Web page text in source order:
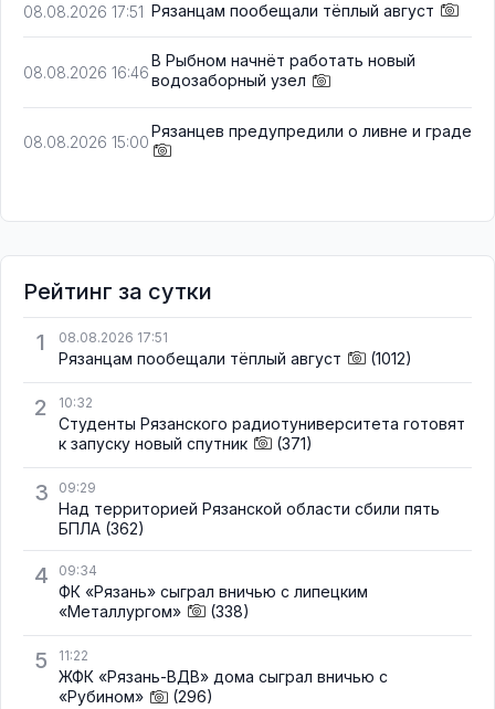
08.08.2026 17:51 Рязанцам пообещали тёплый август
08.08.2026 16:46
В Рыбном начнёт работать новый
водозаборный узел
08.08.2026 15:00
Рязанцев предупредили о ливне и граде
Рейтинг за сутки
1
08.08.2026 17:51
Рязанцам пообещали тёплый август (1012)
2 10:32
Студенты Рязанского радиотуниверситета готовят
к запуску новый спутник
(371)
3 09:29
Над территорией Рязанской области сбили пять
БПЛА (362)
4 09:34
ФК «Рязань» сыграл вничью с липецким
«Металлургом»
(338)
5 11:22
ЖФК «Рязань-ВДВ» дома сыграл вничью с
«Рубином»
(296)